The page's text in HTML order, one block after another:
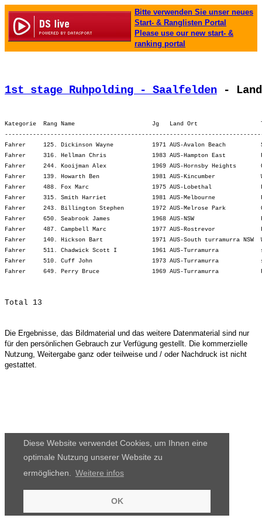
Diese Website verwendet Cookies, um Ihnen eine
optimale Nutzung unserer Website zu
ermöglichen.
Weitere infos
OK
Bitte verwenden Sie unser neues
Start- & Ranglisten Portal
Please use our new start- &
ranking portal
1st stage Ruhpolding - Saalfelden -
Kategorie  Rang Name                      Jg   Land Ort
Fahrer     125. Dickinson Wayne           1971 AUS-Avalon Beach
Fahrer     316. Hellman Chris             1983 AUS-Hampton East
Fahrer     244. Kooijman Alex             1969 AUS-Hornsby Heights
Fahrer     139. Howarth Ben               1981 AUS-Kincumber
Fahrer     488. Fox Marc                  1975 AUS-Lobethal
Fahrer     315. Smith Harriet             1981 AUS-Melbourne
Fahrer     243. Billington Stephen        1972 AUS-Melrose Park
Fahrer     650. Seabrook James            1968 AUS-NSW
Fahrer     487. Campbell Marc             1977 AUS-Rostrevor
Fahrer     140. Hickson Bart              1971 AUS-South turramurra
Fahrer     511. Chadwick Scott I          1961 AUS-Turramurra
Fahrer     510. Cuff John                 1973 AUS-Turramurra
Die Ergebnisse, das Bildmaterial und das weitere Datenmaterial sind nur
für den persönlichen Gebrauch zur Verfügung gestellt. Die kommerzielle
Nutzung, Weitergabe ganz oder teilweise und / oder Nachdruck ist nicht
gestattet.